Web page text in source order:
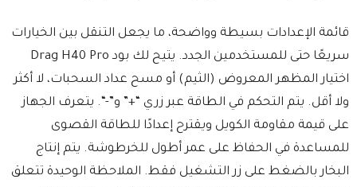
قائمة الإعدادات بسيطة وواضحة، ما يجعل التنقل بين الخيارات
سريعًا حتى للمستخدمين الجدد. يتيح لك بود Drag H40 Pro
اختيار المظهر المعروض (الثيم) أو مسح عداد السحبات، لا أكثر
ولا أقل. يتم التحكم في الطاقة عبر زري “+” و”-“. يتعرف الجهاز
على قيمة مقاومة الكويل ويقترح إعدادًا للطاقة القصوى
للمساعدة في الحفاظ على عمر أطول للخرطوشة. يتم إنتاج
البخار بالضغط على زر التشغيل فقط. الملاحظة الوحيدة تتعلق